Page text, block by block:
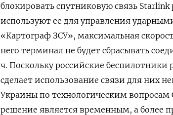
блокировать спутниковую связь Starlink
используют ее для управления
«Картограф ЗСУ», максимальная
него терминал не будет сбрасывать
ч. Поскольку российские беспилотники
сделает использование связи для них
Украины по технологическим вопросам
решение является временным, а более